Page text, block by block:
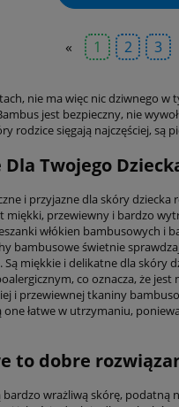
« 1 2 3
nie ma więc nic dziwnego
jest bezpieczny, nie
rodzice sięgają najczęściej, są
Twojego
i przyjazne dla skóry
przewiewny i bardzo
włókien bambusowych i
bambusowe świetnie
miękkie i delikatne dla skóry
co oznacza, że
i przewiewnej tkaniny
łatwe w utrzymaniu,
to dobre
wrażliwą skórę,